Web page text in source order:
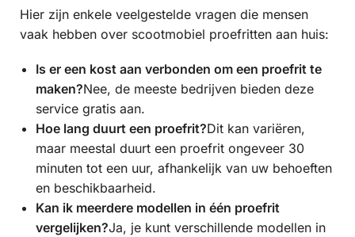
Hier zijn enkele veelgestelde vragen die mensen
vaak hebben over scootmobiel proefritten aan huis:
Is er een kost aan verbonden om een proefrit te
maken?Nee, de meeste bedrijven bieden deze
service gratis aan.
Hoe lang duurt een proefrit?Dit kan variëren,
maar meestal duurt een proefrit ongeveer 30
minuten tot een uur, afhankelijk van uw behoeften
en beschikbaarheid.
Kan ik meerdere modellen in één proefrit
vergelijken?Ja, je kunt verschillende modellen in